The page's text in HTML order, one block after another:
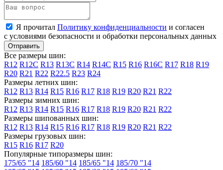
Opel
Panoz
Perodua
Peugeot
Plymouth
Polaris
Pontiac
Porsche
Proton
Qiantu
Я прочитал Политику конфиденциальности и согласен
с условиями безопасности и обработки персональных данных
Все размеры шин:
R12 R12C R13 R13C R14 R14C R15 R16 R16C R17 R18 R19
R20 R21 R22 R22.5 R23 R24
Размеры летних шин:
R12 R13 R14 R15 R16 R17 R18 R19 R20 R21 R22
Размеры зимних шин:
R12 R13 R14 R15 R16 R17 R18 R19 R20 R21 R22
Размеры шипованных шин:
R12 R13 R14 R15 R16 R17 R18 R19 R20 R21 R22
Размеры грузовых шин:
R15 R16 R17 R20
Популярные типоразмеры шин:
175/65 "14 185/60 "14 185/65 "14 185/70 "14